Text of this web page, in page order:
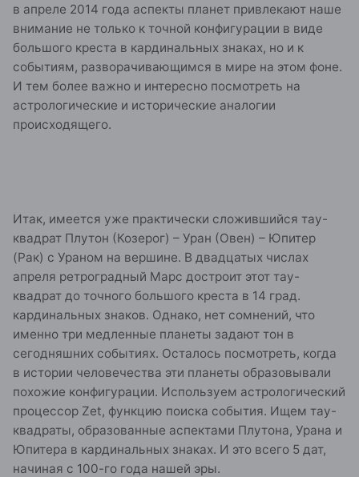
в апреле 2014 года аспекты планет привлекают наше
внимание не только к точной конфигурации в виде
большого креста в кардинальных знаках, но и к
событиям, разворачивающимся в мире на этом фоне.
И тем более важно и интересно посмотреть на
астрологические и исторические аналогии
происходящего.
Итак, имеется уже практически сложившийся тау-
квадрат Плутон (Козерог) – Уран (Овен) – Юпитер
(Рак) с Ураном на вершине. В двадцатых числах
апреля ретроградный Марс достроит этот тау-
квадрат до точного большого креста в 14 град.
кардинальных знаков. Однако, нет сомнений, что
именно три медленные планеты задают тон в
сегодняшних событиях. Осталось посмотреть, когда
в истории человечества эти планеты образовывали
похожие конфигурации. Используем астрологический
процессор Zet, функцию поиска события. Ищем тау-
квадраты, образованные аспектами Плутона, Урана и
Юпитера в кардинальных знаках. И это всего 5 дат,
начиная с 100-го года нашей эры.